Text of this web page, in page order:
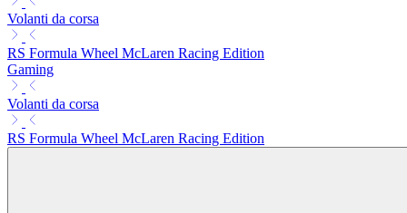
Volanti da corsa
RS Formula Wheel McLaren Racing Edition
Gaming
Volanti da corsa
RS Formula Wheel McLaren Racing Edition